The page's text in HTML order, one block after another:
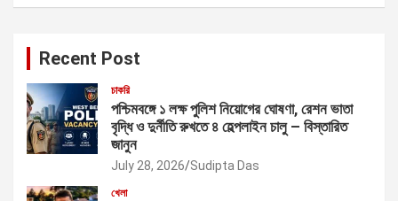
Recent Post
চাকরি
পশ্চিমবঙ্গে ১ লক্ষ পুলিশ নিয়োগের ঘোষণা, রেশন ভাতা
বৃদ্ধি ও দুর্নীতি রুখতে ৪ হেল্পলাইন চালু – বিস্তারিত
জানুন
July 28, 2026 Sudipta Das
খেলা